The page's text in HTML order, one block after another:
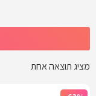
מציג תוצאה אחת